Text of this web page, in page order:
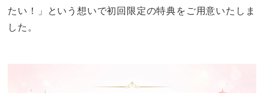
たい！」という想いで初回限定の特典をご用意いたしま
した。